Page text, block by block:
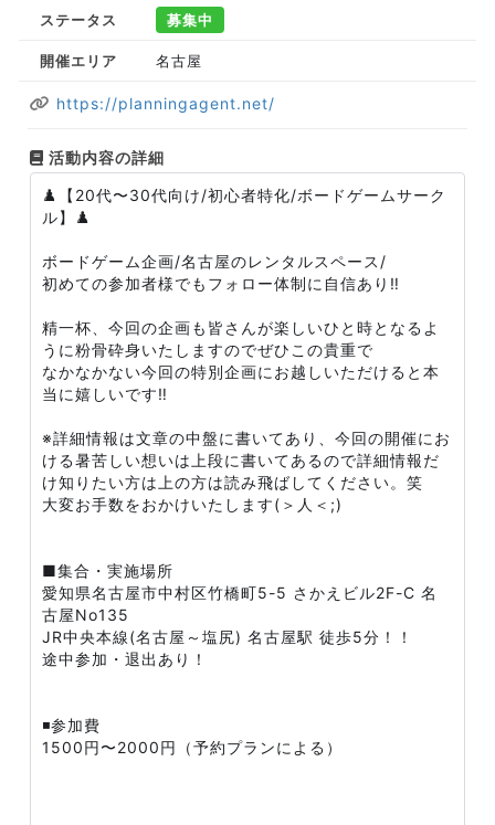
ステータス 募集中
開催エリア 名古屋
https://planningagent.net/
活動内容の詳細
♟️【20代〜30代向け/初心者特化/ボードゲームサーク
ル】♟️
ボードゲーム企画/名古屋のレンタルスペース/
初めての参加者様でもフォロー体制に自信あり‼️
精一杯、今回の企画も皆さんが楽しいひと時となるよ
うに粉骨砕身いたしますのでぜひこの貴重で
なかなかない今回の特別企画にお越しいただけると本
当に嬉しいです‼️
※詳細情報は文章の中盤に書いてあり、今回の開催にお
ける暑苦しい想いは上段に書いてあるので詳細情報だ
け知りたい方は上の方は読み飛ばしてください。笑
大変お手数をおかけいたします(＞人＜;)
■集合・実施場所
愛知県名古屋市中村区竹橋町5-5 さかえビル2F-C 名
古屋No135
JR中央本線(名古屋～塩尻) 名古屋駅 徒歩5分！！
途中参加・退出あり！
◾️参加費
1500円〜2000円（予約プランによる）